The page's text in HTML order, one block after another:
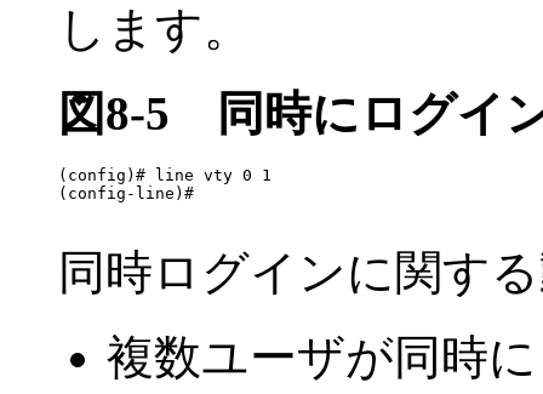
します。
図8-5
同時にログイ
(config)# line vty 0 1
(config-line)#
同時ログインに関す
複数ユーザが同時